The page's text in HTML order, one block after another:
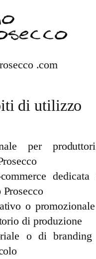
.com
di utilizzo
per
dedicata
o
di produzione
o di